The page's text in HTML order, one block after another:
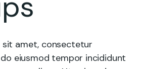
sit amet, consectetur
eiusmod tempor incididunt